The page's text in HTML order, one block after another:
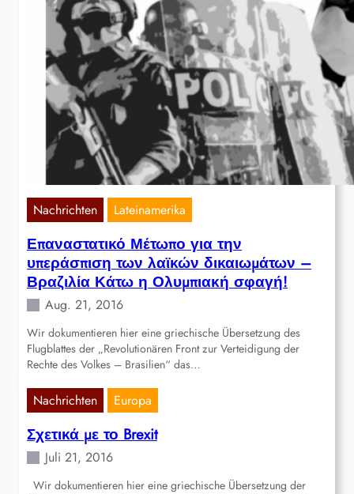
Nachrichten Lateinamerika
Επαναστατικό Μέτωπο για την
υπεράσπιση των λαϊκών δικαιωμάτων –
Βραζιλία Κάτω η Ολυμπιακή σφαγή!
Aug. 21, 2016
Wir dokumentieren hier eine griechische Übersetzung des
Flugblattes der „Revolutionären Front zur Verteidigung der
Rechte des Volkes – Brasilien“ das…
Nachrichten Europa
Σχετικά με το Brexit
Juli 21, 2016
Wir dokumentieren hier eine griechische Übersetzung der